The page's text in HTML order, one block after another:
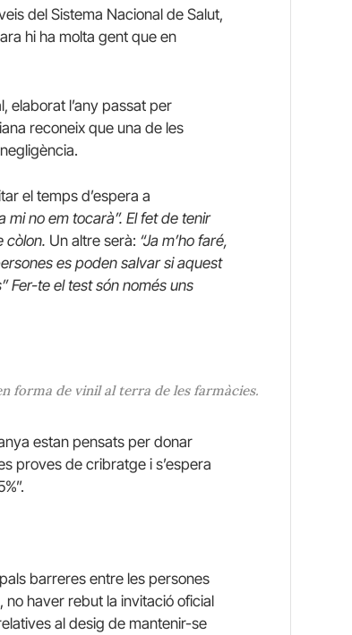
del Sistema Nacional de Salut,
hi ha molta gent que en
elaborat l’any passat per
reconeix que una de les
el temps d’espera a
mi no em tocarà”. El fet de tenir
còlon. Un altre serà: “Ja m’ho faré,
es poden salvar si aquest
Fer-te el test són només uns
forma de vinil al terra de les farmàcies.
estan pensats per donar
proves de cribratge i s’espera
barreres entre les persones
no haver rebut la invitació oficial
al desig de mantenir-se